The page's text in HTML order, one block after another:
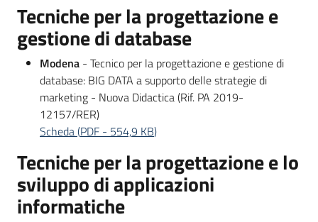
Tecniche per la progettazione e
gestione di database
Modena - Tecnico per la progettazione e gestione di
database: BIG DATA a supporto delle strategie di
marketing - Nuova Didactica (Rif. PA 2019-
12157/RER)
Scheda(PDF - 554,9 KB)
Tecniche per la progettazione e lo
sviluppo di applicazioni
informatiche